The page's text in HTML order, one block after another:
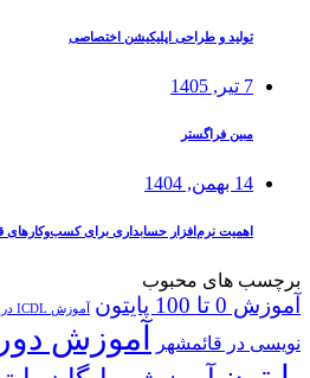
تولید و طراحی اپلیکیشن اختصاصی
7 تیر, 1405
مبین فراگستر
14 بهمن, 1404
اهمیت نرم‌افزار حسابداری برای کسب‌وکارهای
برچسب های محبوب
آموزش 0 تا 100 پایتون آموزش ICDL در قائمشهر
نویسی در قائمشهر
آموزش